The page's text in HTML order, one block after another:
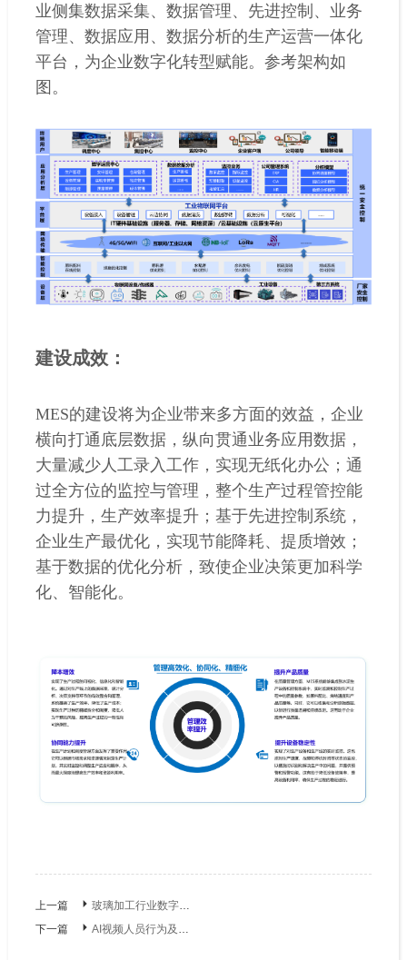
业侧集数据采集、数据管理、先进控制、业务
管理、数据应用、数据分析的生产运营一体化
平台，为企业数字化转型赋能。参考架构如
图。
建设成效：
MES的建设将为企业带来多方面的效益，企业
横向打通底层数据，纵向贯通业务应用数据，
大量减少人工录入工作，实现无纸化办公；通
过全方位的监控与管理，整个生产过程管控能
力提升，生产效率提升；基于先进控制系统，
企业生产最优化，实现节能降耗、提质增效；
基于数据的优化分析，致使企业决策更加科学
化、智能化。
上一篇
玻璃加工行业数字化工厂解决方案
下一篇
AI视频人员行为及场景风险分析